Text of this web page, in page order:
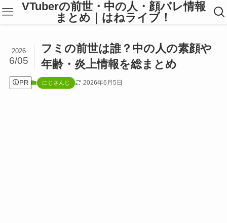
VTuberの前世・中の人・顔バレ情報
まとめ｜はねライブ！
フミの前世は誰？中の人の素顔や
年齢・炎上情報を総まとめ
2026
6/05
PR にじさんじ 2026年6月5日